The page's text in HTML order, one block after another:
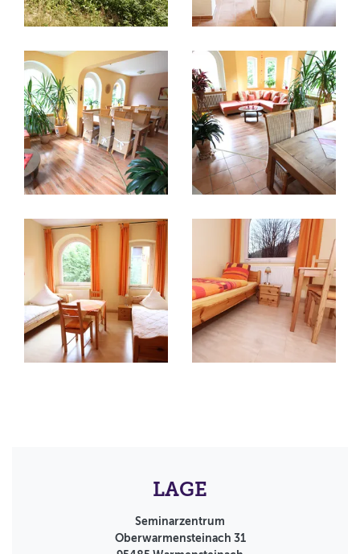
LAGE
Seminarzentrum
Oberwarmensteinach 31